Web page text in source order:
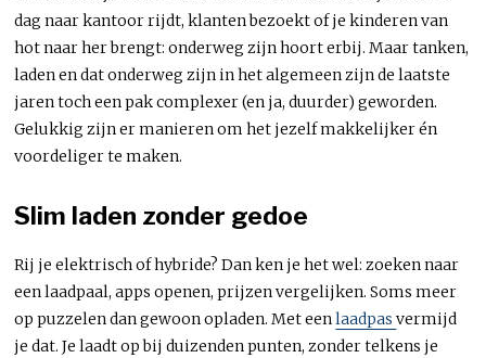
dag naar kantoor rijdt, klanten bezoekt of je kinderen van
hot naar her brengt: onderweg zijn hoort erbij. Maar tanken,
laden en dat onderweg zijn in het algemeen zijn de laatste
jaren toch een pak complexer (en ja, duurder) geworden.
Gelukkig zijn er manieren om het jezelf makkelijker én
voordeliger te maken.
Slim laden zonder gedoe
Rij je elektrisch of hybride? Dan ken je het wel: zoeken naar
een laadpaal, apps openen, prijzen vergelijken. Soms meer
op puzzelen dan gewoon opladen. Met eenlaadpasvermijd
je dat. Je laadt op bij duizenden punten, zonder telkens je